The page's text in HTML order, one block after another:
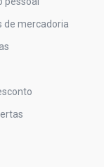
de mercadoria